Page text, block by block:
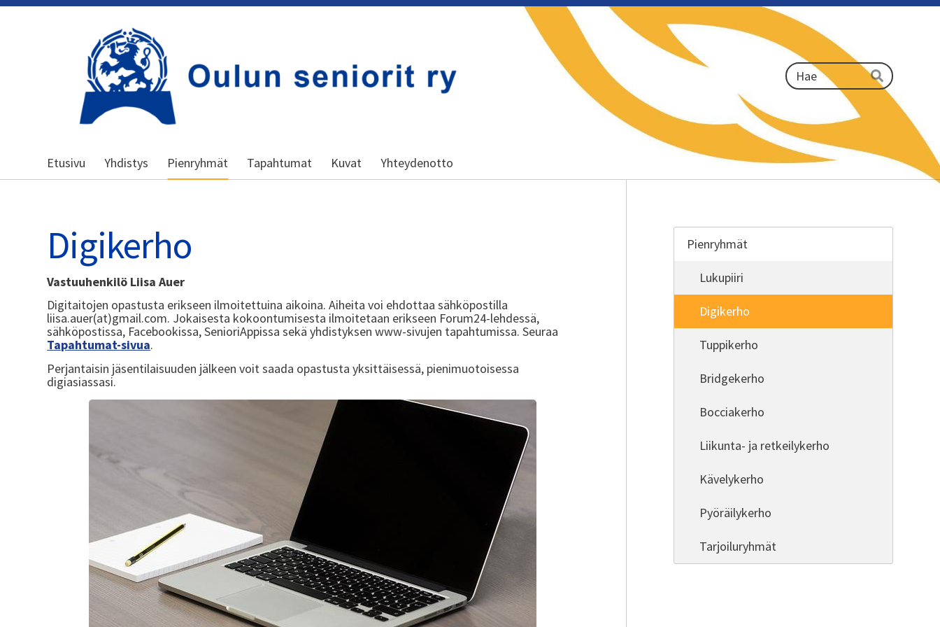
Kansallinen senioriliitto
Haku
Hae
Etusivu Yhdistys Pienryhmät Tapahtumat Kuvat Yhteydenotto
Digikerho
Vastuuhenkilö Liisa Auer
Digitaitojen opastusta erikseen ilmoitettuina aikoina. Aiheita voi ehdottaa sähköpostilla
liisa.auer(at)gmail.com. Jokaisesta kokoontumisesta ilmoitetaan erikseen Forum24-lehdessä,
sähköpostissa, Facebookissa, SenioriAppissa sekä yhdistyksen www-sivujen tapahtumissa. Seuraa
Tapahtumat-sivua.
Perjantaisin jäsentilaisuuden jälkeen voit saada opastusta yksittäisessä, pienimuotoisessa
digiasiassasi.
Pienryhmät
Lukupiiri
Digikerho
Tuppikerho
Bridgekerho
Bocciakerho
Liikunta- ja retkeilykerho
Kävelykerho
Pyöräilykerho
Tarjoiluryhmät